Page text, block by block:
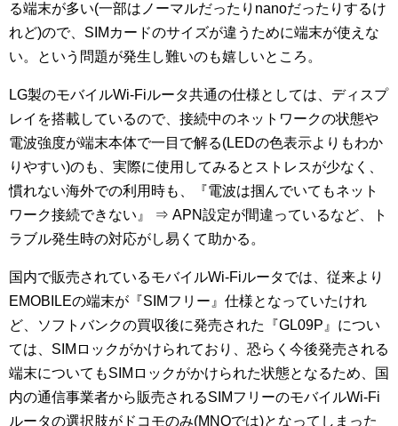
る端末が多い(一部はノーマルだったりnanoだったりするけ
れど)ので、SIMカードのサイズが違うために端末が使えな
い。という問題が発生し難いのも嬉しいところ。
LG製のモバイルWi-Fiルータ共通の仕様としては、ディスプ
レイを搭載しているので、接続中のネットワークの状態や
電波強度が端末本体で一目で解る(LEDの色表示よりもわか
りやすい)のも、実際に使用してみるとストレスが少なく、
慣れない海外での利用時も、『電波は掴んでいてもネット
ワーク接続できない』 ⇒ APN設定が間違っているなど、ト
ラブル発生時の対応がし易くて助かる。
国内で販売されているモバイルWi-Fiルータでは、従来より
EMOBILEの端末が『SIMフリー』仕様となっていたけれ
ど、ソフトバンクの買収後に発売された『GL09P』につい
ては、SIMロックがかけられており、恐らく今後発売される
端末についてもSIMロックがかけられた状態となるため、国
内の通信事業者から販売されるSIMフリーのモバイルWi-Fi
ルータの選択肢がドコモのみ(MNOでは)となってしまった